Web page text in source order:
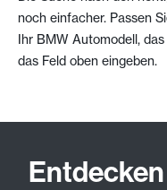
noch einfacher. Passen
Ihr BMW Automodell,
das Feld oben eingeben.